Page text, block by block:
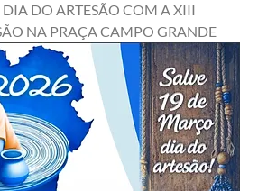
DO ARTESÃO COM A XIII
NA PRAÇA CAMPO GRANDE